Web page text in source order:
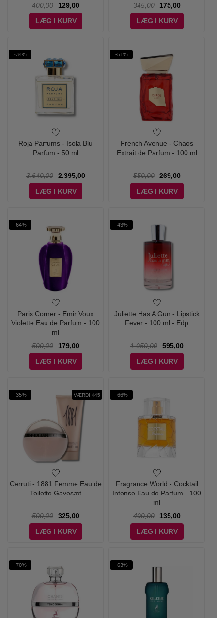
400,00
129,00
LÆG I KURV
345,00
175,00
LÆG I KURV
-34%
Roja Parfums - Isola Blu
Parfum - 50 ml
3.640,00
2.395,00
LÆG I KURV
-51%
French Avenue - Chaos
Extrait de Parfum - 100 ml
550,00
269,00
LÆG I KURV
-64%
Paris Corner - Emir Voux
Violette Eau de Parfum - 100
ml
500,00
179,00
LÆG I KURV
-43%
Juliette Has A Gun - Lipstick
Fever - 100 ml - Edp
1.050,00
595,00
LÆG I KURV
-35% VÆRDI 445
Cerruti - 1881 Femme Eau de
Toilette Gavesæt
500,00
325,00
LÆG I KURV
-66%
Fragrance World - Cocktail
Intense Eau de Parfum - 100
ml
400,00
135,00
LÆG I KURV
-70% -63%